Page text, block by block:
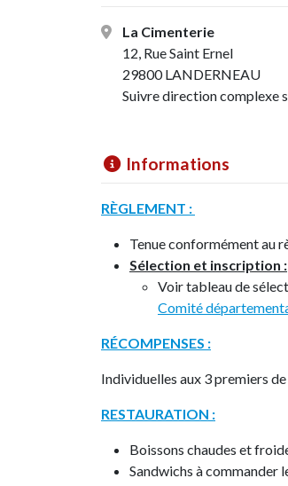
La Cimenterie
12, Rue Saint Ernel
29800 LANDERNEAU
Suivre direction complexe
Informations
RÈGLEMENT :
Tenue conformément au
Sélection et inscription :
Voir tableau de
Comité
RÉCOMPENSES :
Individuelles aux 3 premiers
RESTAURATION :
Boissons chaudes et
Sandwichs à commander